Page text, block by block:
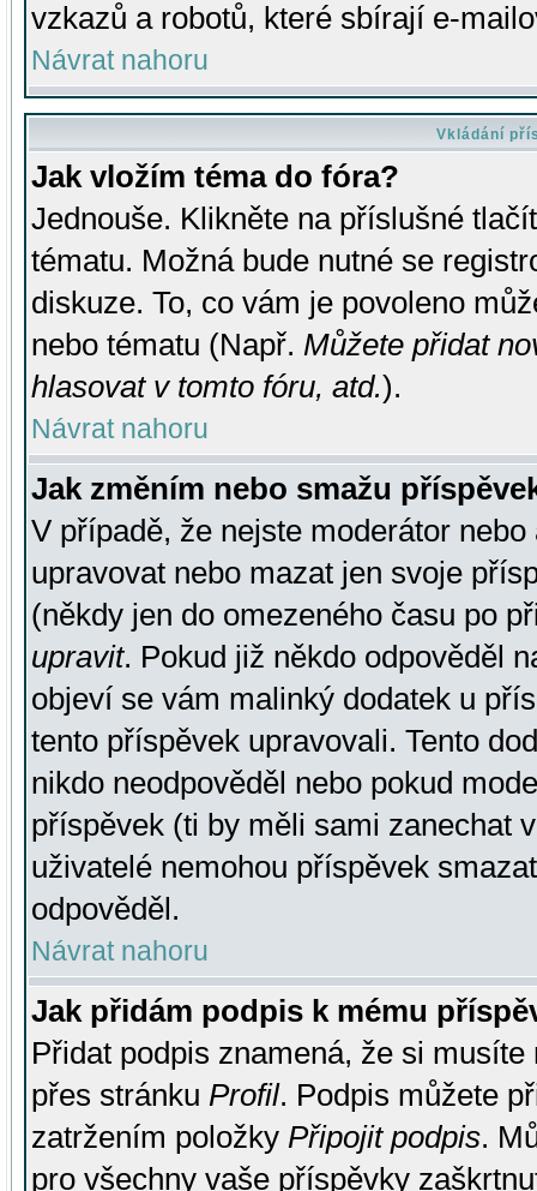
vzkazů a robotů, které sbírají e-
Návrat nahoru
Vkládání
Jak vložím téma do fóra?
Jednouše. Klikněte na příslušné
tématu. Možná bude nutné se
diskuze. To, co vám je povoleno
nebo tématu (Např. Můžete přidat
hlasovat v tomto fóru, atd.).
Návrat nahoru
Jak změním nebo smažu
V případě, že nejste moderátor
upravovat nebo mazat jen svoje
(někdy jen do omezeného času po
upravit. Pokud již někdo odpověděl
objeví se vám malinký dodatek u
tento příspěvek upravovali. Tento
nikdo neodpověděl nebo pokud
příspěvek (ti by měli sami zanechat
uživatelé nemohou příspěvek
odpověděl.
Návrat nahoru
Jak přidám podpis k mému
Přidat podpis znamená, že si
přes stránku Profil. Podpis můžete
zatržením položky Připojit podpis.
pro všechny vaše příspěvky